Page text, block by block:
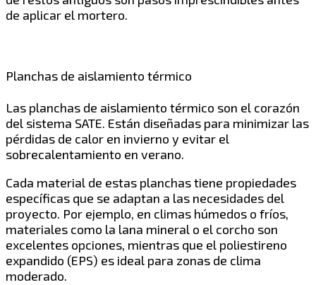
de aplicar el mortero.
Planchas de aislamiento térmico
Las planchas de aislamiento térmico son el corazón
del sistema SATE. Están diseñadas para minimizar las
pérdidas de calor en invierno y evitar el
sobrecalentamiento en verano.
Cada material de estas planchas tiene propiedades
específicas que se adaptan a las necesidades del
proyecto. Por ejemplo, en climas húmedos o fríos,
materiales como la lana mineral o el corcho son
excelentes opciones, mientras que el poliestireno
expandido (EPS) es ideal para zonas de clima
moderado.